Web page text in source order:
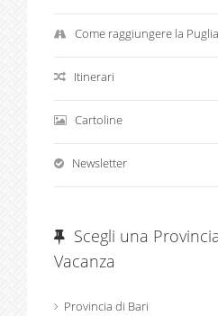
Come raggiungere la Puglia
Itinerari
Cartoline
Newsletter
Scegli una
Vacanza
Provincia di Bari